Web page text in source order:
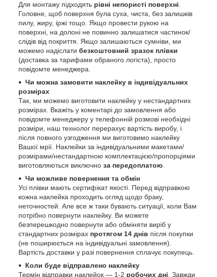
Для монтажу підходять рівні непористі поверхні.
Головне, щоб поверхня була суха, чиста, без залишків
пилу, жиру, іржі тощо. Якщо провести рукою на
поверхні, на долоні не повинно залишатися частинок/
слідів від покриття. Якщо залишаються сумніви, ми
можемо надіслати безкоштовний зразок плівки
(доставка за тарифами обраного логіста), просто
повідомте менеджера.
Чи можна замовити наклейку в індивідуальних
розмірах
Так, ми можемо виготовити наклейку у нестандартних
розмірах. Вкажіть у коментарі до замовлення або
повідомте менеджеру у телефонній розмові необхідні
розміри, наш технолог перерахує вартість виробу, і
після повного узгодження ми виготовимо наклейку
Вашої мрії. Наклейки за індивідуальними макетами/
розмірами/нестандартною комплектацією/пропорціями
виготовляються виключно за передоплатою.
Чи можливе повернення та обмін
Усі плівки мають сертифікат якості. Перед відправкою
кожна наклейка проходить огляд щодо браку,
неточностей. Але все ж таки бувають ситуації, коли Вам
потрібно повернути наклейку. Ви можете
безперешкодно повернути або обміняти виріб у
стандартних розмірах протягом 14 днів після покупки
(не поширюється на індивідуальні замовлення).
Вартість доставки у разі повернення сплачує покупець.
Коли буде відправлено наклейку
Термін відправки наклейок — 1-2 робочих дні. Завжди